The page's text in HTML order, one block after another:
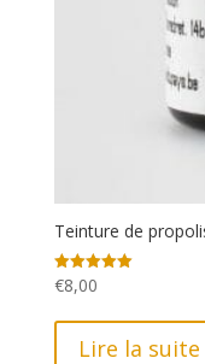
Teinture de
Note
5.00
€8,00
Lire la suite